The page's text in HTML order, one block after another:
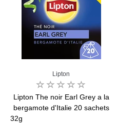
Lipton
Lipton The noir Earl Grey a la
bergamote d'Italie 20 sachets
32g